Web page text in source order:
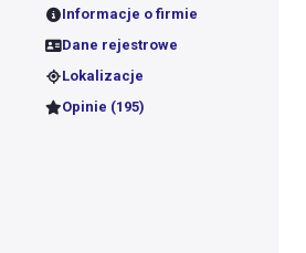
Informacje o firmie
Dane rejestrowe
Lokalizacje
Opinie (195)